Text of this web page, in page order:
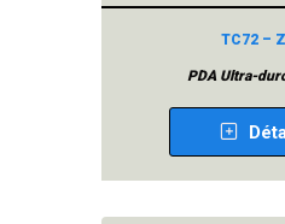
TC72 –
PDA Ultra-